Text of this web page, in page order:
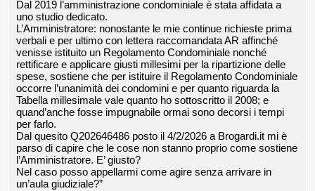
Dal 2019 l’amministrazione condominiale è stata affidata a
uno studio dedicato.
L’Amministratore: nonostante le mie continue richieste prima
verbali e per ultimo con lettera raccomandata AR affinché
venisse istituito un Regolamento Condominiale nonché
rettificare e applicare giusti millesimi per la ripartizione delle
spese, sostiene che per istituire il Regolamento Condominiale
occorre l’unanimità dei condomini e per quanto riguarda la
Tabella millesimale vale quanto ho sottoscritto il 2008; e
quand’anche fosse impugnabile ormai sono decorsi i tempi
per farlo.
Dal quesito Q202646486 posto il 4/2/2026 a Brogardi.it mi è
parso di capire che le cose non stanno proprio come sostiene
l’Amministratore. E’ giusto?
Nel caso posso appellarmi come agire senza arrivare in
un’aula giudiziale?”